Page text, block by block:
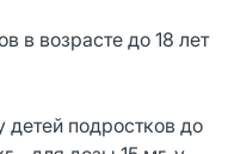
в возрасте до 18 лет
детей подростков до